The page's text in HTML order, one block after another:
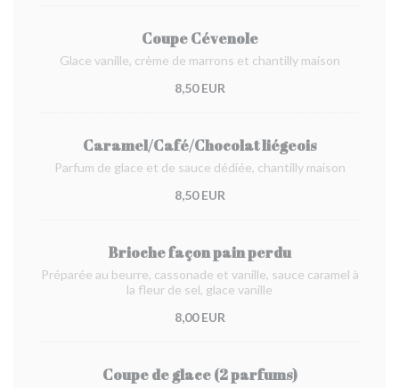
Coupe Cévenole
Glace vanille, crème de marrons et chantilly maison
8,50 EUR
Caramel/Café/Chocolat liégeois
Parfum de glace et de sauce dédiée, chantilly maison
8,50 EUR
Brioche façon pain perdu
Préparée au beurre, cassonade et vanille, sauce caramel à
la fleur de sel, glace vanille
8,00 EUR
Coupe de glace (2 parfums)